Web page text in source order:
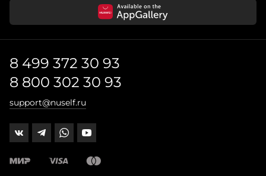
8 499 372 30 93
8 800 302 30 93
support@nuself.ru